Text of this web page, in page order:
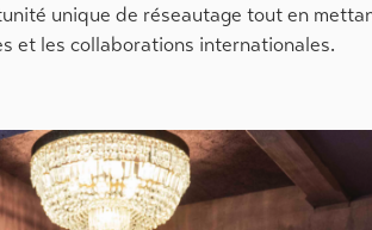
unique de réseautage tout en
et les collaborations internationales.